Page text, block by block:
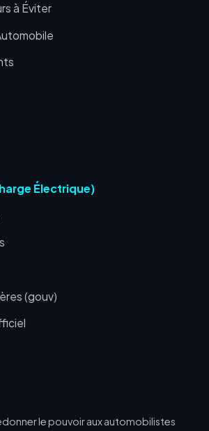
à Éviter
Électrique)
(gouv)
le pouvoir aux automobilistes